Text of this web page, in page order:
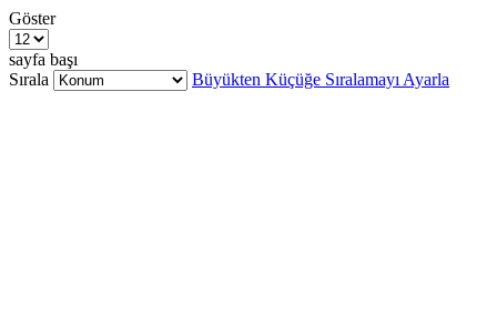
Göster
sayfa başı
Sırala
Büyükten Küçüğe Sıralamayı Ayarla